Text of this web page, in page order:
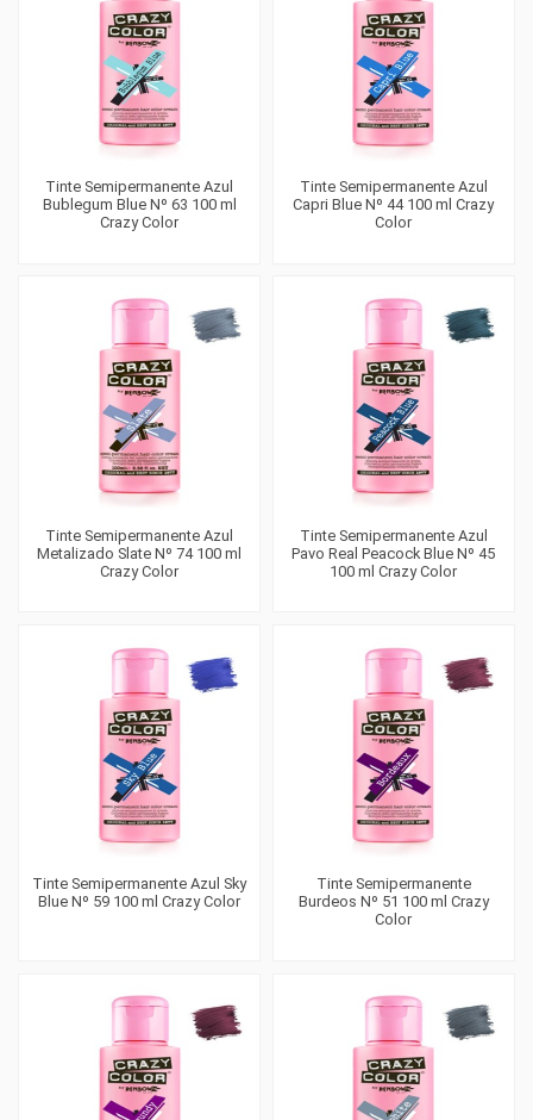
Tinte Semipermanente Azul
Bublegum Blue Nº 63 100 ml
Crazy Color
Tinte Semipermanente Azul
Capri Blue Nº 44 100 ml Crazy
Color
Tinte Semipermanente Azul
Metalizado Slate Nº 74 100 ml
Crazy Color
Tinte Semipermanente Azul
Pavo Real Peacock Blue Nº 45
100 ml Crazy Color
Tinte Semipermanente Azul Sky
Blue Nº 59 100 ml Crazy Color
Tinte Semipermanente
Burdeos Nº 51 100 ml Crazy
Color